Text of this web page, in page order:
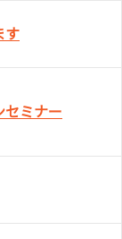
す
セミナー